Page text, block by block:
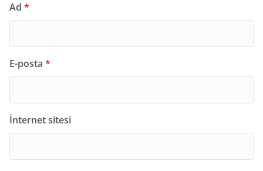
Ad *
E-posta *
İnternet sitesi